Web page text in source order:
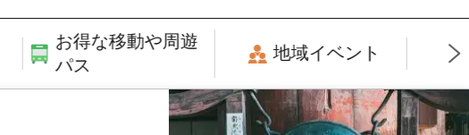
お得な移動や周遊
パス
地域イベント